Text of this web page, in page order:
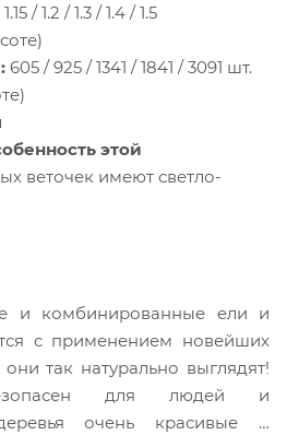
1.15 / 1.2 / 1.3 / 1.4 / 1.5
605 / 925 / 1341 / 1841 / 3091 шт.
этой
веточек имеют светло-
и комбинированные ели и
с применением новейших
так натурально выглядят!
для людей и
очень красивые и